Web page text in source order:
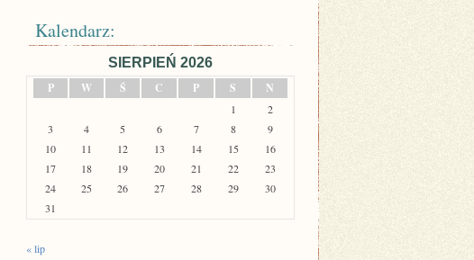
Kalendarz:
SIERPIEŃ 2026
P
W Ś C P S N
1
2
3
4 5 6 7 8
9
10
11 12 13 14 15
16
17
18 19 20 21 22
23
24
25 26 27 28 29
30
31
« lip